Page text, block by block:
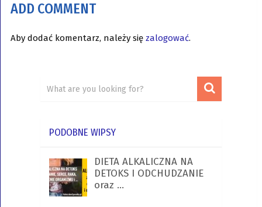
ADD COMMENT
Aby dodać komentarz, należy się zalogować.
PODOBNE WIPSY
DIETA ALKALICZNA NA
DETOKS I ODCHUDZANIE
oraz …